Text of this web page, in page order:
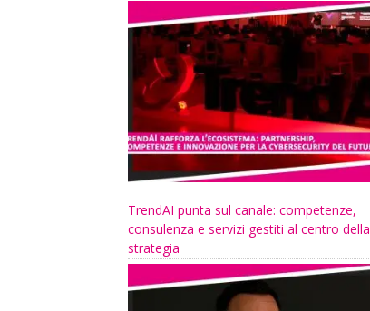
TrendAI punta sul canale: competenze,
consulenza e servizi gestiti al centro della
strategia